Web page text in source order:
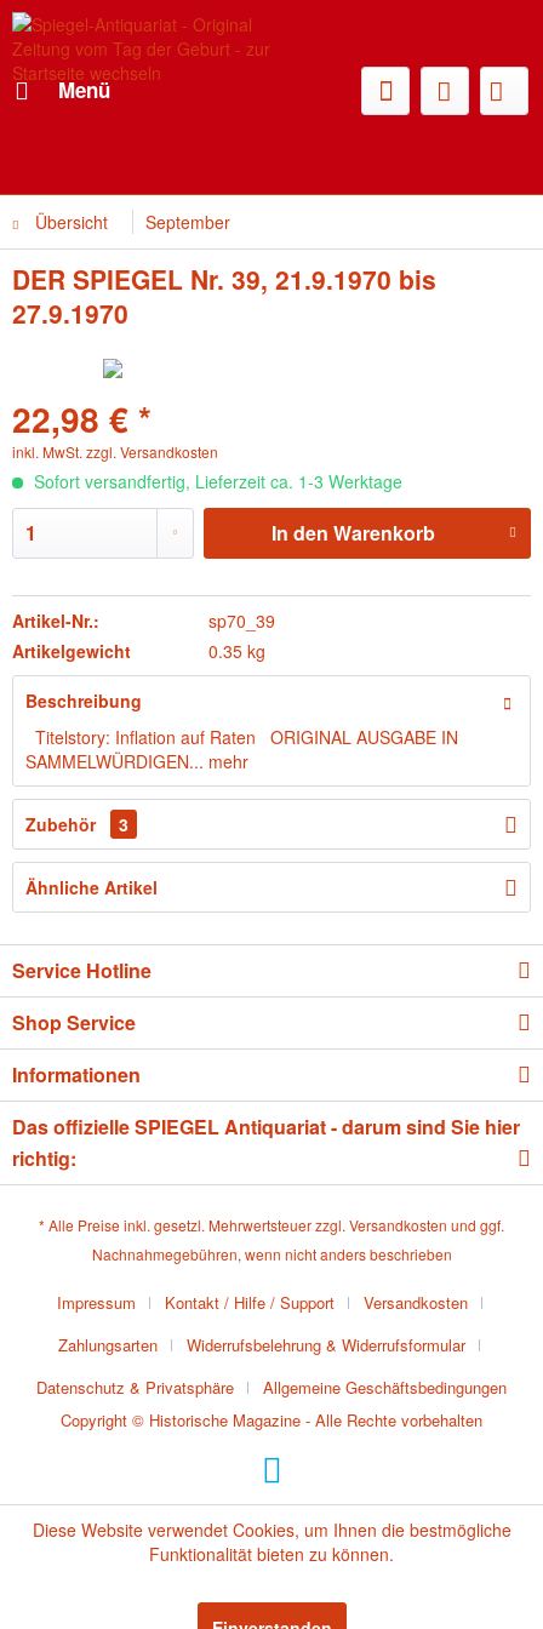
Menü
Übersicht September
DER SPIEGEL Nr. 39, 21.9.1970 bis
27.9.1970
22,98 € *
inkl. MwSt. zzgl. Versandkosten
Sofort versandfertig, Lieferzeit ca. 1-3 Werktage
In den Warenkorb
Artikel-Nr.:
sp70_39
Artikelgewicht
0.35 kg
Beschreibung
Titelstory: Inflation auf Raten ORIGINAL AUSGABE IN
SAMMELWÜRDIGEN... mehr
Zubehör 3
Ähnliche Artikel
Service Hotline
Shop Service
Informationen
Das offizielle SPIEGEL Antiquariat - darum sind Sie hier
richtig:
* Alle Preise inkl. gesetzl. Mehrwertsteuer zzgl. Versandkosten und ggf.
Nachnahmegebühren, wenn nicht anders beschrieben
Impressum Kontakt / Hilfe / Support
Versandkosten
Zahlungsarten
Widerrufsbelehrung & Widerrufsformular
Datenschutz & Privatsphäre
Allgemeine Geschäftsbedingungen
Copyright © Historische Magazine - Alle Rechte vorbehalten
Diese Website verwendet Cookies, um Ihnen die bestmögliche
Funktionalität bieten zu können.